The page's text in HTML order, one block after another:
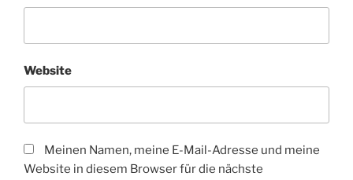
Website
Meinen Namen, meine E-Mail-Adresse und meine
Website in diesem Browser für die nächste